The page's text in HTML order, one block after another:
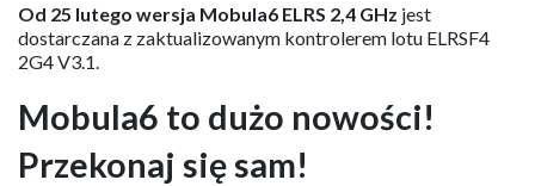
Od 25 lutego wersja Mobula6 ELRS 2,4 GHz jest
dostarczana z zaktualizowanym kontrolerem lotu ELRSF4
2G4 V3.1.
Mobula6 to dużo nowości!
Przekonaj się sam!